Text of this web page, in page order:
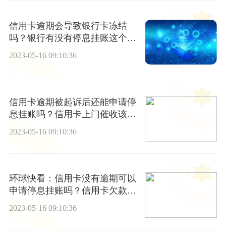
信用卡逾期会导致银行卡冻结
吗？银行有没有停息挂账这个说
2023-05-16 09:10:36
信用卡逾期被起诉后还能申请停
息挂账吗？信用卡上门催收该怎
2023-05-16 09:10:36
环球快看：信用卡没有逾期可以
申请停息挂账吗？信用卡欠款还
不了有什么后果？
2023-05-16 09:10:36